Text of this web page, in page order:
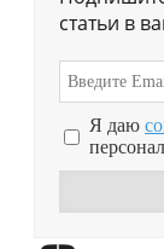
статьи в
Я даю